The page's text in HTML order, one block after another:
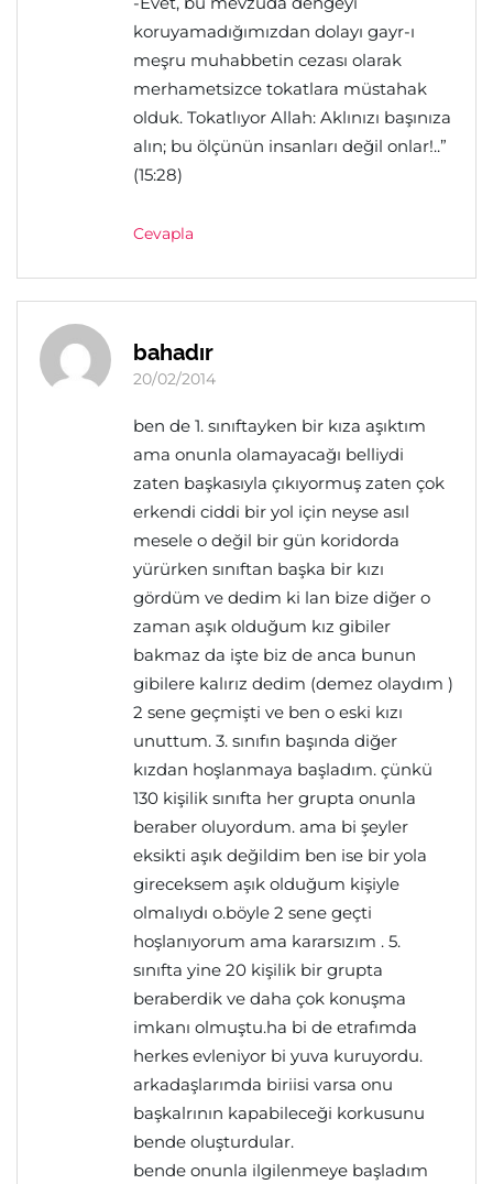
koruyamadığımızdan dolayı gayr-ı
meşru muhabbetin cezası olarak
merhametsizce tokatlara müstahak
olduk. Tokatlıyor Allah: Aklınızı başınıza
alın; bu ölçünün insanları değil onlar!..”
(15:28)
Cevapla
bahadır
20/02/2014
ben de 1. sınıftayken bir kıza aşıktım
ama onunla olamayacağı belliydi
zaten başkasıyla çıkıyormuş zaten çok
erkendi ciddi bir yol için neyse asıl
mesele o değil bir gün koridorda
yürürken sınıftan başka bir kızı
gördüm ve dedim ki lan bize diğer o
zaman aşık olduğum kız gibiler
bakmaz da işte biz de anca bunun
gibilere kalırız dedim (demez olaydım )
2 sene geçmişti ve ben o eski kızı
unuttum. 3. sınıfın başında diğer
kızdan hoşlanmaya başladım. çünkü
130 kişilik sınıfta her grupta onunla
beraber oluyordum. ama bi şeyler
eksikti aşık değildim ben ise bir yola
gireceksem aşık olduğum kişiyle
olmalıydı o.böyle 2 sene geçti
hoşlanıyorum ama kararsızım . 5.
sınıfta yine 20 kişilik bir grupta
beraberdik ve daha çok konuşma
imkanı olmuştu.ha bi de etrafımda
herkes evleniyor bi yuva kuruyordu.
arkadaşlarımda biriisi varsa onu
başkalrının kapabileceği korkusunu
bende oluşturdular.
bende onunla ilgilenmeye başladım